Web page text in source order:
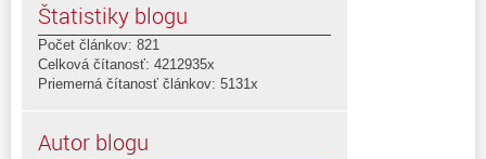
Štatistiky blogu
Počet článkov: 821
Celková čítanosť: 4212935x
Priemerná čítanosť článkov: 5131x
Autor blogu